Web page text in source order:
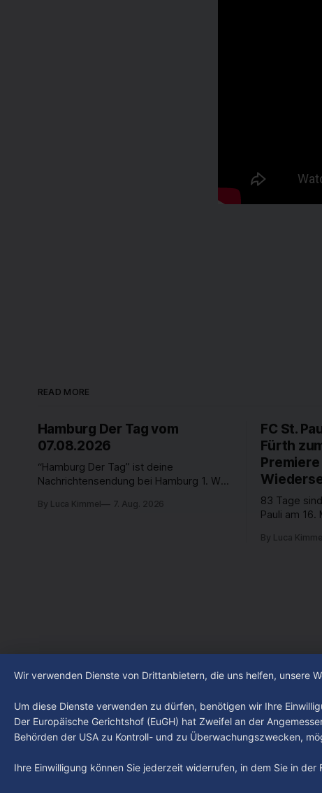
READ MORE
Hamburg Der Tag vom
07.08.2026
“Hamburg Der Tag” ist deine
Nachrichtensendung bei Hamburg 1. Was
beschäftigt die Hamburgerinnen und
By Luca Kimmel 7. Aug. 2026
FC St.
Fürth
83 Tage
Pauli am 16.
abgestiegen
By Luca
Wir verwenden Dienste von Drittanbietern, die uns helfen, unsere
Um diese Dienste verwenden zu dürfen, benötigen wir Ihre
Der Europäische Gerichtshof (EuGH) hat Zweifel an der
Behörden der USA zu Kontroll- und zu Überwachungszwecken,
Ihre Einwilligung können Sie jederzeit widerrufen, in dem Sie in